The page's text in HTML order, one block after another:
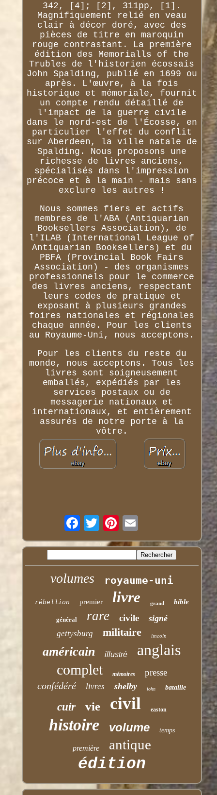
342, [4]; [2], 311pp, [1].
Magnifiquement relié en veau
clair à décor doré, avec des
pièces de titre en maroquin
rouge contrastant. La première
édition des Memorialls of the
Trubles de l'historien écossais
John Spalding, publié en 1699 ou
après. L'œuvre, à la fois
historique et mémoriale, fournit
un compte rendu détaillé de
l'impact de la guerre civile
dans le nord-est de l'Écosse, en
particulier l'effet du conflit
sur Aberdeen, la ville natale de
Spalding. Nous proposons une
richesse de livres anciens,
spécialisés dans l'impression
précoce et à la main - mais sans
exclure les autres !
Nous sommes fiers et actifs
membres de l'ABA (Antiquarian
Booksellers Association), de
l'ILAB (International League of
Antiquarian Booksellers) et du
PBFA (Provincial Book Fairs
Association) - des organismes
professionnels pour le commerce
des livres anciens, respectant
leurs codes de pratique et
exposant à plusieurs grandes
foires nationales et régionales
chaque année. Pour les clients
au Royaume-Uni, nous acceptons.
Pour les clients du reste du
monde, nous acceptons. Tous les
livres sont soigneusement
emballés, expédiés par les
services postaux ou de
messagerie nationaux et
internationaux, et entièrement
assurés de notre porte à la
vôtre.
volumes royaume-uni
rébellion premier livre grand bible
général rare civile signé
gettysburg militaire lincoln
américain illustré anglais
complet mémoires presse
confédéré livres shelby john bataille
cuir vie civil easton
histoire volume temps
première antique
édition